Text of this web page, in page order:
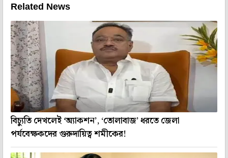
Related News
বিচ্যুতি দেখলেই ‘অ্যাকশন’, ‘তোলাবাজ’ ধরতে জেলা
পর্যবেক্ষকদের গুরুদায়িত্ব শমীকের!